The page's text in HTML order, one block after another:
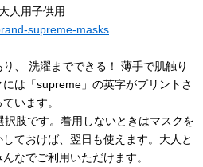
人用子供用
supreme-masks
、 洗濯までできる！ 薄手で肌触り
は「supreme」の英字がプリントさ
います。
肢です。着用しないときはマスクを
ておけば、翌日も使えます。大人と
なでご利用いただけます。